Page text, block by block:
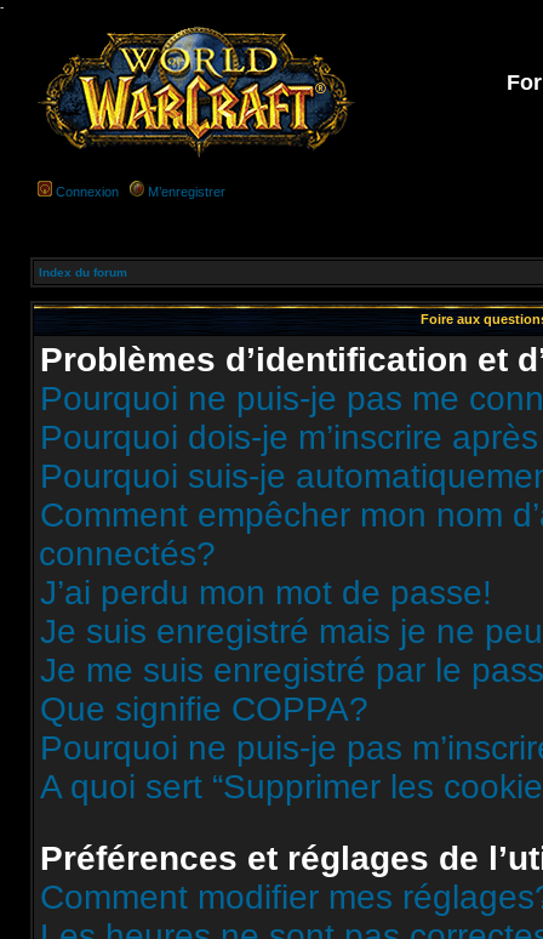
-
Connexion M’enregistrer
Index du forum
Foire aux
Problèmes d’identification et
Pourquoi ne puis-je pas me
Pourquoi dois-je m’inscrire
Pourquoi suis-je
Comment empêcher mon nom
connectés?
J’ai perdu mon mot de passe!
Je suis enregistré mais je ne
Je me suis enregistré par le
Que signifie COPPA?
Pourquoi ne puis-je pas
A quoi sert “Supprimer les
Préférences et réglages de
Comment modifier mes